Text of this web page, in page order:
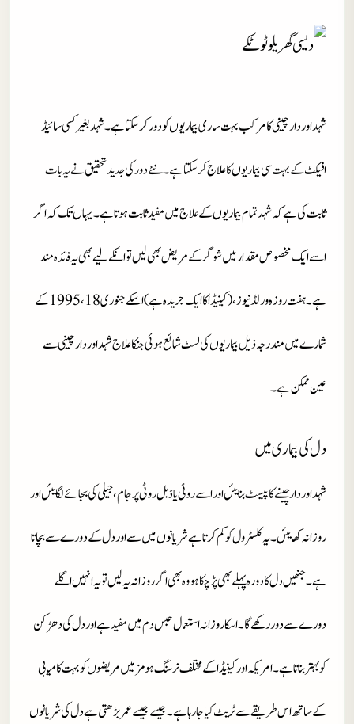
شہد اور دارچینی کا مرکب بہت ساری بیماریوں کو دور کر سکتا ہے۔شہد بغیر کسی سائیڈ
افیکٹ کے بہت سی بیماریوں کا علاج کر سکتا ہے۔نئے دور کی جدید تحقیق نے یہ بات
ثابت کی ہے کہ شہد تمام بیماریوں کے علاج میں مفید ثابت ہوتا ہے ۔یہاں تک کہ اگر
اسے ایک مخصوص مقدار میں شوگر کے مریض بھی لیں تو انکے لیے بھی یہ فائدہ مند
ہے۔ہفت روزہ ورلڈ نیوز ،(کینیڈا کا ایک جریدہ ہے ) اسکے جنوری 18 ،1995 کے
شمارے میں مندرجہ ذیل بیماریوں کی لسٹ شائع ہوئی جنکا علاج شہد اور دارچینی سے
عین ممکن ہے۔
دل کی بیماری میں
شہد اور دارچینے کا پیسٹ بنایئں اور اسے روٹی یا ڈبل روٹی پر جام ،جیلی کی بجائے لگایئں اور
روزانہ کھایئں۔یہ کلسٹرول کو کم کرتا ہے شریانوں میں سے اور دل کے دورے سے بچاتا
ہے۔جنھیں دل کا دورہ پہلے بھی پڑ چکا ہو وہ بھی اگر روزانہ یہ لیں تو یہ انہیں اگلے
دورے سے دور رکھے گا۔اسکا روزانہ استعمال حبس دم میں مفید ہے اور دل کی دھڑکن
کو بہتر بناتا ہے۔امریکہ اور کینیڈا کے مختلف نرسنگ ہومز میں مریضوں کو بہت کامیابی
کے ساتھ اس طریقے سے ٹریٹ کیا جا رہا ہے۔جیسے جیسے عمر بڑھتی ہے دل کی شریانوں